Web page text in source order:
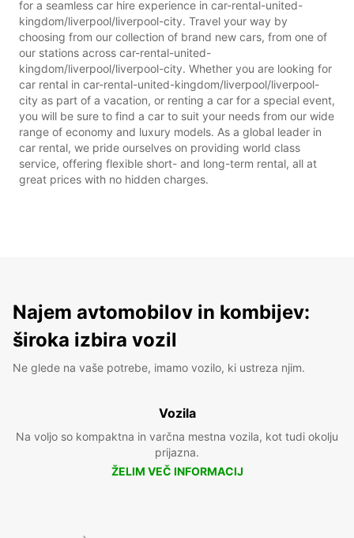
for a seamless car hire experience in car-rental-united-
kingdom/liverpool/liverpool-city. Travel your way by
choosing from our collection of brand new cars, from one of
our stations across car-rental-united-
kingdom/liverpool/liverpool-city. Whether you are looking for
car rental in car-rental-united-kingdom/liverpool/liverpool-
city as part of a vacation, or renting a car for a special event,
you will be sure to find a car to suit your needs from our wide
range of economy and luxury models. As a global leader in
car rental, we pride ourselves on providing world class
service, offering flexible short- and long-term rental, all at
great prices with no hidden charges.
Najem avtomobilov in kombijev:
široka izbira vozil
Ne glede na vaše potrebe, imamo vozilo, ki ustreza njim.
Vozila
Na voljo so kompaktna in varčna mestna vozila, kot tudi okolju
prijazna.
ŽELIM VEČ INFORMACIJ